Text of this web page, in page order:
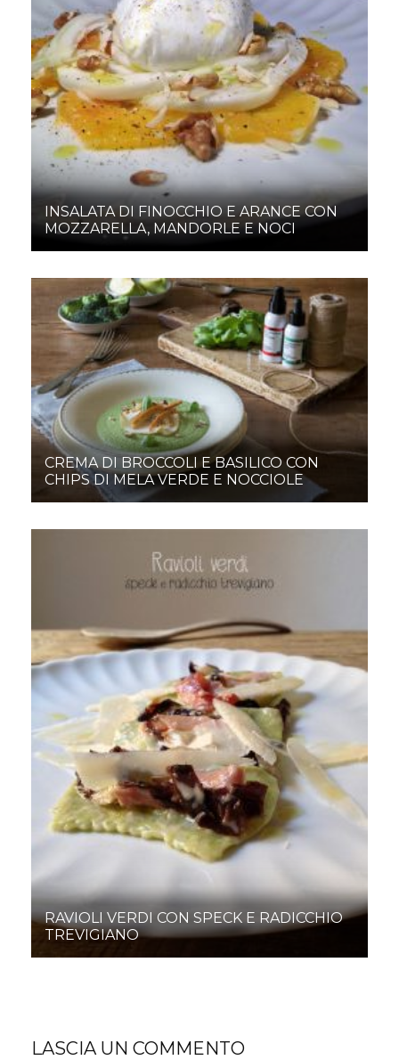
INSALATA DI FINOCCHIO E ARANCE CON
MOZZARELLA, MANDORLE E NOCI
CREMA DI BROCCOLI E BASILICO CON
CHIPS DI MELA VERDE E NOCCIOLE
RAVIOLI VERDI CON SPECK E RADICCHIO
TREVIGIANO
LASCIA UN COMMENTO